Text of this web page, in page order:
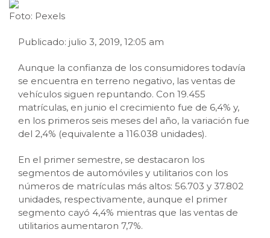
Foto: Pexels
Publicado: julio 3, 2019, 12:05 am
Aunque la confianza de los consumidores todavía
se encuentra en terreno negativo, las ventas de
vehículos siguen repuntando. Con 19.455
matrículas, en junio el crecimiento fue de 6,4% y,
en los primeros seis meses del año, la variación fue
del 2,4% (equivalente a 116.038 unidades).
En el primer semestre, se destacaron los
segmentos de automóviles y utilitarios con los
números de matrículas más altos: 56.703 y 37.802
unidades, respectivamente, aunque el primer
segmento cayó 4,4% mientras que las ventas de
utilitarios aumentaron 7,7%.